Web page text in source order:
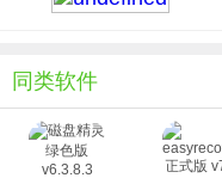
到蓝光光盘。
减少刮痕、老化和损坏的影响。
同类软件